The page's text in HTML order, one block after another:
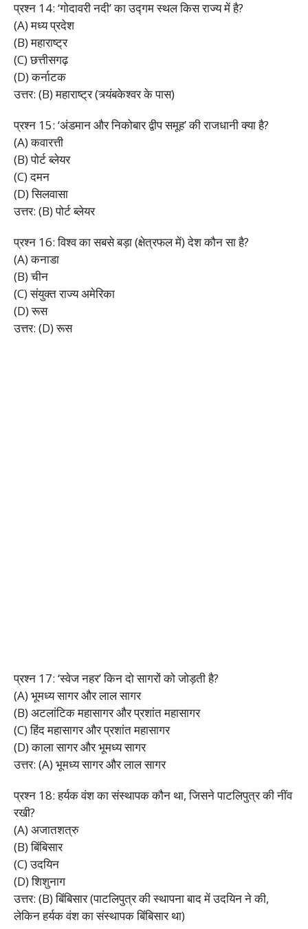
प्रश्न 14: ‘गोदावरी नदी’ का उद्गम स्थल किस राज्य में है?
(A) मध्य प्रदेश
(B) महाराष्ट्र
(C) छत्तीसगढ़
(D) कर्नाटक
उत्तर: (B) महाराष्ट्र (त्र्यंबकेश्वर के पास)
प्रश्न 15: ‘अंडमान और निकोबार द्वीप समूह’ की राजधानी क्या है?
(A) कवारत्ती
(B) पोर्ट ब्लेयर
(C) दमन
(D) सिलवासा
उत्तर: (B) पोर्ट ब्लेयर
प्रश्न 16: विश्व का सबसे बड़ा (क्षेत्रफल में) देश कौन सा है?
(A) कनाडा
(B) चीन
(C) संयुक्त राज्य अमेरिका
(D) रूस
उत्तर: (D) रूस
प्रश्न 17: ‘स्वेज नहर’ किन दो सागरों को जोड़ती है?
(A) भूमध्य सागर और लाल सागर
(B) अटलांटिक महासागर और प्रशांत महासागर
(C) हिंद महासागर और प्रशांत महासागर
(D) काला सागर और भूमध्य सागर
उत्तर: (A) भूमध्य सागर और लाल सागर
प्रश्न 18: हर्यक वंश का संस्थापक कौन था, जिसने पाटलिपुत्र की नींव
रखी?
(A) अजातशत्रु
(B) बिंबिसार
(C) उदयिन
(D) शिशुनाग
उत्तर: (B) बिंबिसार (पाटलिपुत्र की स्थापना बाद में उदयिन ने की,
लेकिन हर्यक वंश का संस्थापक बिंबिसार था)